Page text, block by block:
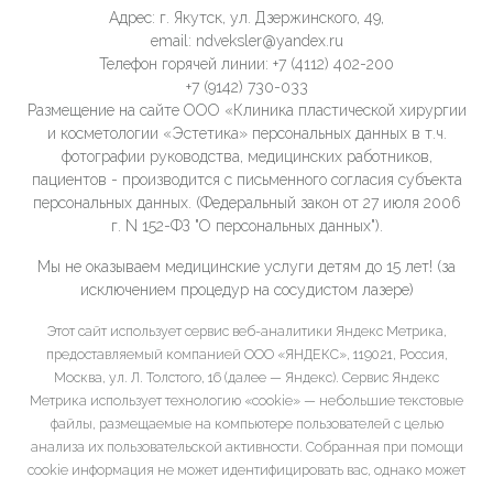
Адрес: г. Якутск, ул. Дзержинского, 49,
email: ndveksler@yandex.ru
Телефон горячей линии: +7 (4112) 402-200
+7 (9142) 730-033
Размещение на сайте ООО «Клиника пластической хирургии
и косметологии «Эстетика» персональных данных в т.ч.
фотографии руководства, медицинских работников,
пациентов - производится с письменного согласия субъекта
персональных данных. (Федеральный закон от 27 июля 2006
г. N 152-ФЗ "О персональных данных").
Мы не оказываем медицинские услуги детям до 15 лет! (за
исключением процедур на сосудистом лазере)
Этот сайт использует сервис веб-аналитики Яндекс Метрика,
предоставляемый компанией ООО «ЯНДЕКС», 119021, Россия,
Москва, ул. Л. Толстого, 16 (далее — Яндекс). Сервис Яндекс
Метрика использует технологию «cookie» — небольшие текстовые
файлы, размещаемые на компьютере пользователей с целью
анализа их пользовательской активности. Собранная при помощи
cookie информация не может идентифицировать вас, однако может